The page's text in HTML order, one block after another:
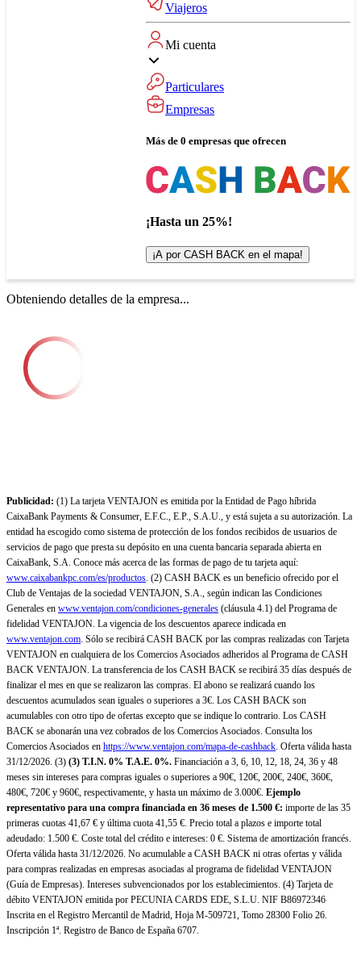
Viajeros
Mi cuenta
Particulares
Empresas
Más de 0 empresas que ofrecen
¡Hasta un 25%!
¡A por CASH BACK en el mapa!
Obteniendo detalles de la empresa...
Publicidad: (1) La tarjeta VENTAJON es emitida por la Entidad de Pago híbrida
CaixaBank Payments & Consumer, E.F.C., E.P., S.A.U., y está sujeta a su autorización. La
entidad ha escogido como sistema de protección de los fondos recibidos de usuarios de
servicios de pago que presta su depósito en una cuenta bancaria separada abierta en
CaixaBank, S.A. Conoce más acerca de las formas de pago de tu tarjeta aquí:
www.caixabankpc.com/es/productos. (2) CASH BACK es un beneficio ofrecido por el
Club de Ventajas de la sociedad VENTAJON, S.A., según indican las Condiciones
Generales en www.ventajon.com/condiciones-generales (cláusula 4.1) del Programa de
fidelidad VENTAJON. La vigencia de los descuentos aparece indicada en
www.ventajon.com. Sólo se recibirá CASH BACK por las compras realizadas con Tarjeta
VENTAJON en cualquiera de los Comercios Asociados adheridos al Programa de CASH
BACK VENTAJON. La transferencia de los CASH BACK se recibirá 35 días después de
finalizar el mes en que se realizaron las compras. El abono se realizará cuando los
descuentos acumulados sean iguales o superiores a 3€. Los CASH BACK son
acumulables con otro tipo de ofertas excepto que se indique lo contrario. Los CASH
BACK se abonarán una vez cobrados de los Comercios Asociados. Consulta los
Comercios Asociados en https://www.ventajon.com/mapa-de-cashback. Oferta válida hasta
31/12/2026. (3) (3) T.I.N. 0% T.A.E. 0%. Financiación a 3, 6, 10, 12, 18, 24, 36 y 48
meses sin intereses para compras iguales o superiores a 90€, 120€, 200€, 240€, 360€,
480€, 720€ y 960€, respectivamente, y hasta un máximo de 3.000€. Ejemplo
representativo para una compra financiada en 36 meses de 1.500 €: importe de las 35
primeras cuotas 41,67 € y última cuota 41,55 €. Precio total a plazos e importe total
adeudado: 1.500 €. Coste total del crédito e intereses: 0 €. Sistema de amortización francés.
Oferta válida hasta 31/12/2026. No acumulable a CASH BACK ni otras ofertas y válida
para compras realizadas en empresas asociadas al programa de fidelidad VENTAJON
(Guía de Empresas). Intereses subvencionados por los establecimientos. (4) Tarjeta de
débito VENTAJON emitida por PECUNIA CARDS EDE, S.L.U. NIF B86972346
Inscrita en el Registro Mercantil de Madrid, Hoja M-509721, Tomo 28300 Folio 26.
Inscripción 1ª. Registro de Banco de España 6707.